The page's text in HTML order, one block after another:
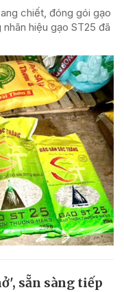
chiết, đóng gói gạo
hiệu gạo ST25 đã
sẵn sàng tiếp